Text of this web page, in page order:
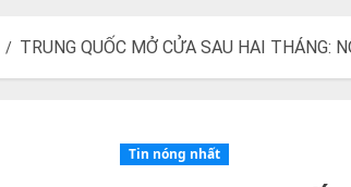
TRUNG QUỐC MỞ CỬA SAU HAI THÁNG:
Tin nóng nhất